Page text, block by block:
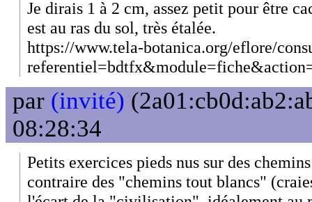
Je dirais 1 à 2 cm, assez petit pour être
est au ras du sol, très étalée.
https://www.tela-botanica.org/eflore/
par (invité)
08:28:34
Petits exercices pieds nus sur des
contraire des "chemins tout blancs"